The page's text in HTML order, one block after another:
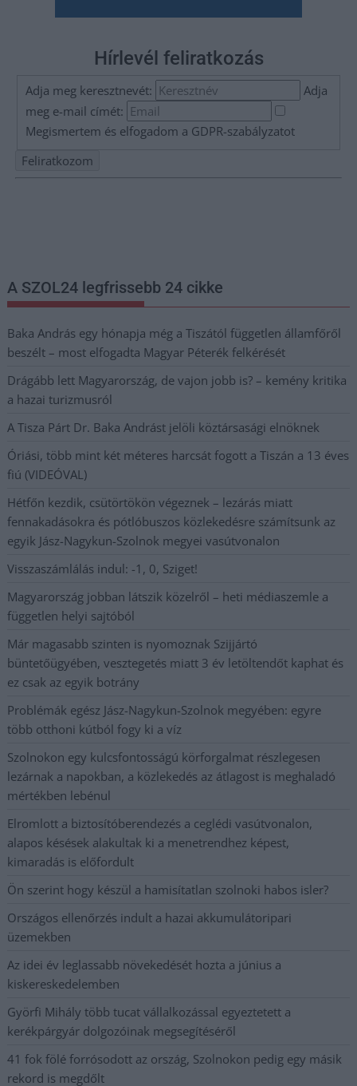
Hírlevél feliratkozás
Adja meg keresztnevét:
Adja
meg e-mail címét:
Megismertem és elfogadom a GDPR-szabályzatot
A SZOL24 legfrissebb 24 cikke
Baka András egy hónapja még a Tiszától független államfőről
beszélt – most elfogadta Magyar Péterék felkérését
Drágább lett Magyarország, de vajon jobb is? – kemény kritika
a hazai turizmusról
A Tisza Párt Dr. Baka Andrást jelöli köztársasági elnöknek
Óriási, több mint két méteres harcsát fogott a Tiszán a 13 éves
fiú (VIDEÓVAL)
Hétfőn kezdik, csütörtökön végeznek – lezárás miatt
fennakadásokra és pótlóbuszos közlekedésre számítsunk az
egyik Jász-Nagykun-Szolnok megyei vasútvonalon
Visszaszámlálás indul: -1, 0, Sziget!
Magyarország jobban látszik közelről – heti médiaszemle a
független helyi sajtóból
Már magasabb szinten is nyomoznak Szijjártó
büntetőügyében, vesztegetés miatt 3 év letöltendőt kaphat és
ez csak az egyik botrány
Problémák egész Jász-Nagykun-Szolnok megyében: egyre
több otthoni kútból fogy ki a víz
Szolnokon egy kulcsfontosságú körforgalmat részlegesen
lezárnak a napokban, a közlekedés az átlagost is meghaladó
mértékben lebénul
Elromlott a biztosítóberendezés a ceglédi vasútvonalon,
alapos késések alakultak ki a menetrendhez képest,
kimaradás is előfordult
Ön szerint hogy készül a hamisítatlan szolnoki habos isler?
Országos ellenőrzés indult a hazai akkumulátoripari
üzemekben
Az idei év leglassabb növekedését hozta a június a
kiskereskedelemben
Györfi Mihály több tucat vállalkozással egyeztetett a
kerékpárgyár dolgozóinak megsegítéséről
41 fok fölé forrósodott az ország, Szolnokon pedig egy másik
rekord is megdőlt